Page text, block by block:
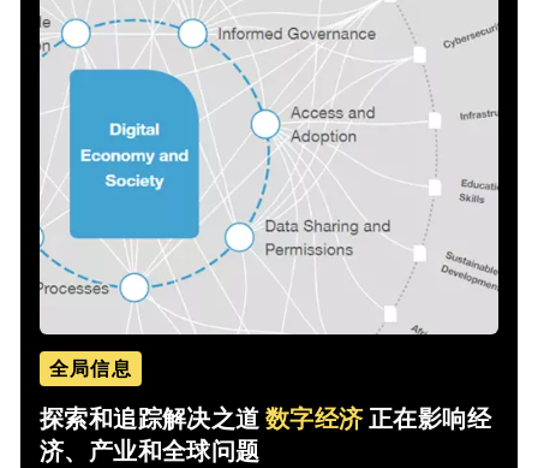
全局信息
探索和追踪解决之道数字经济正在影响经
济、产业和全球问题